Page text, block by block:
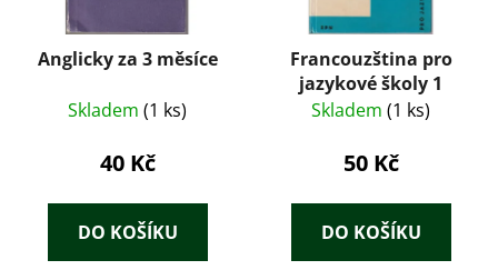
Anglicky za 3 měsíce
Skladem (1 ks)
40 Kč
DO KOŠÍKU
Francouzština pro
jazykové školy 1
Skladem (1 ks)
50 Kč
DO KOŠÍKU